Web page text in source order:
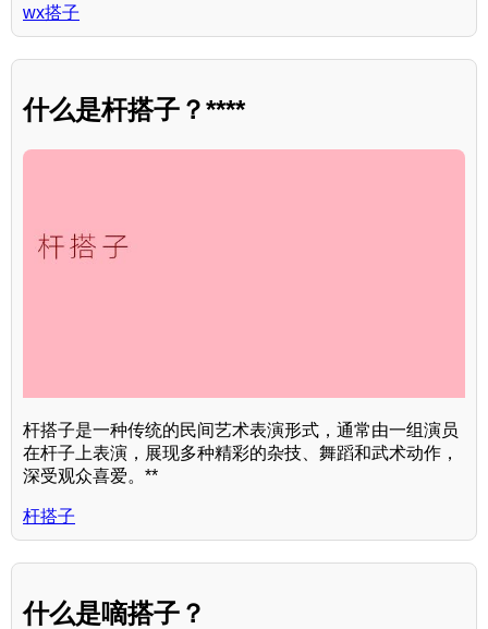
wx搭子
什么是杆搭子？****
杆搭子是一种传统的民间艺术表演形式，通常由一组演员
在杆子上表演，展现多种精彩的杂技、舞蹈和武术动作，
深受观众喜爱。**
杆搭子
什么是嘀搭子？